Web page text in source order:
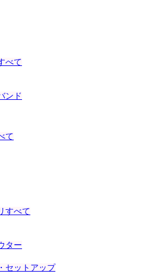
べて
ンド
て
すべて
ター
セットアップ